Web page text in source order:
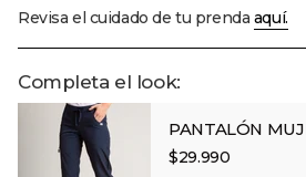
de
}}",
"minimum_of"=>"Mínimo
quantity
•Ajustado.
•Estampado Transfer.
reciclado / 6% Spandex.
•Tela D-PolyTech® Dry.
Tecnología Antifluidos.
Diseños exclusivos de la
Revisa el cuidado de tu prenda aquí.
Completa el look:
PANTALÓN
$29.990